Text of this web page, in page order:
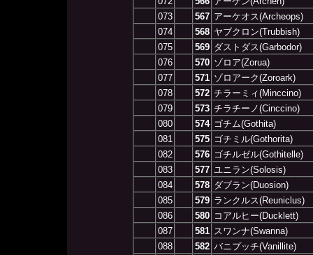
073
567 アーケオス(Archeops)
074
568 ヤブクロン(Trubbish)
075
569 ダストダス(Garbodor)
076
570 ゾロア(Zorua)
077
571 ゾロアーク(Zoroark)
078
572 チラーミィ(Minccino)
079
573 チラチーノ(Cinccino)
080
574 ゴチム(Gothita)
081
575 ゴチミル(Gothorita)
082
576 ゴチルゼル(Gothitelle)
083
577 ユニラン(Solosis)
084
578 ダブラン(Duosion)
085
579 ランクルス(Reuniclus)
086
580 コアルヒー(Ducklett)
087
581 スワンナ(Swanna)
088
582 バニプッチ(Vanillite)